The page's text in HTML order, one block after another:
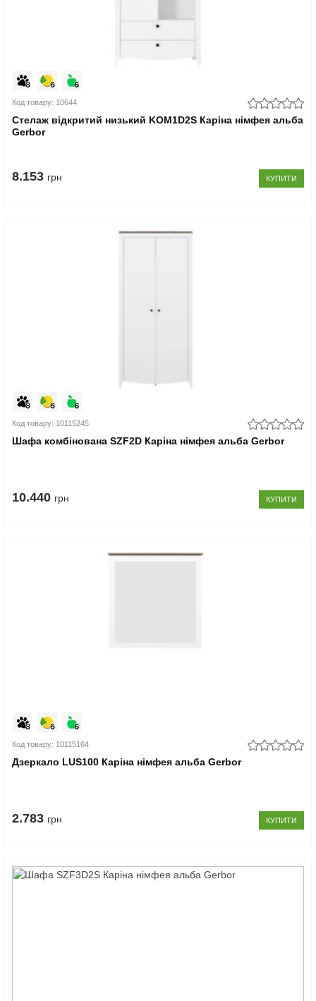
Код товару: 10644
Стелаж відкритий низький KOM1D2S Каріна німфея альба
Gerbor
8.153 грн КУПИТИ
Код товару: 10115245
Шафа комбінована SZF2D Каріна німфея альба Gerbor
10.440 грн КУПИТИ
Код товару: 10115164
Дзеркало LUS100 Каріна німфея альба Gerbor
2.783 грн КУПИТИ